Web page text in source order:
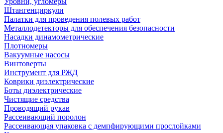
Штангенциркули
Палатки для проведения полевых работ
Металлодетекторы для обеспечения безопасности
Насадки динамометрические
Плотномеры
Вакуумные насосы
Винтоверты
Инструмент для РЖД
Коврики диэлектрические
Боты диэлектрические
Чистящие средства
Проводящий рукав
Рассеивающий поролон
Рассеивающая упаковка с демпфирующими прослойками